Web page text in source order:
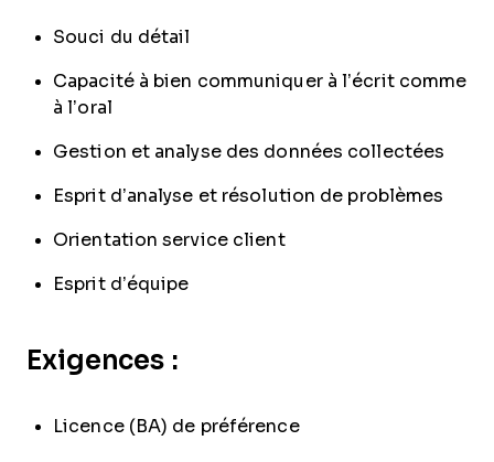
Souci du détail
Capacité à bien communiquer à l’écrit comme
à l’oral
Gestion et analyse des données collectées
Esprit d’analyse et résolution de problèmes
Orientation service client
Esprit d’équipe
Exigences :
Licence (BA) de préférence